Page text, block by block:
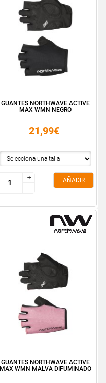
GUANTES NORTHWAVE ACTIVE
MAX WMN NEGRO
21,99€
+
-
+
-
AÑADIR
GUANTES NORTHWAVE ACTIVE
MAX WMN MALVA DIFUMINADO